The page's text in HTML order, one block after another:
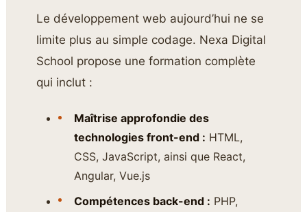
Le développement web aujourd’hui ne se
limite plus au simple codage. Nexa Digital
School propose une formation complète
qui inclut :
Maîtrise approfondie des
technologies front-end : HTML,
CSS, JavaScript, ainsi que React,
Angular, Vue.js
Compétences back-end : PHP,